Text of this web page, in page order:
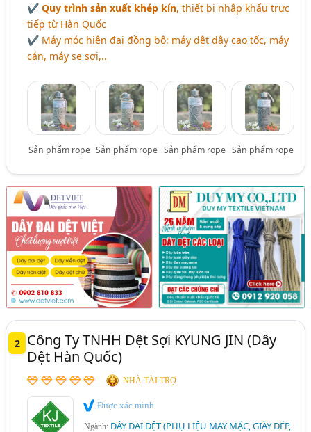
✔Quy trình sản xuất khép kín, thiết bị nhập khẩu trực
tiếp từ Hàn Quốc
✔ Máy móc hiện đại đồng bộ: máy dệt dây cao tốc, máy
cán, máy se sợi,..
Sản phẩm rope Sản phẩm rope Sản phẩm rope Sản phẩm rope
2
Công Ty TNHH Dệt Sợi KYUNG JIN (Dây
Dệt Hàn Quốc)
NHÀ TÀI TRỢ
Được xác minh
Ngành: DÂY ĐAI DỆT (PHỤ LIỆU MAY MẶC, GIÀY DÉP,